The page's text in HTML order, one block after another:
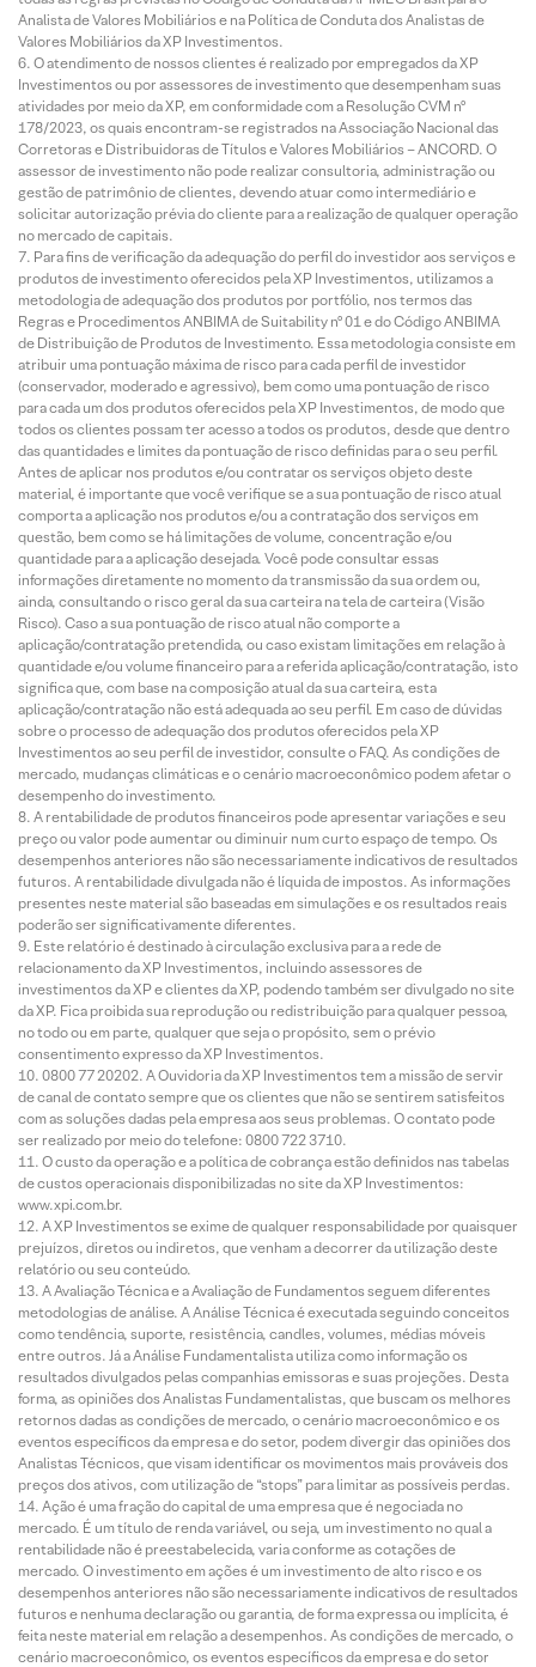
Analista de Valores Mobiliários e na Política de Conduta dos Analistas de
Valores Mobiliários da XP Investimentos.
O atendimento de nossos clientes é realizado por empregados da XP
Investimentos ou por assessores de investimento que desempenham suas
atividades por meio da XP, em conformidade com a Resolução CVM nº
178/2023, os quais encontram-se registrados na Associação Nacional das
Corretoras e Distribuidoras de Títulos e Valores Mobiliários – ANCORD. O
assessor de investimento não pode realizar consultoria, administração ou
gestão de patrimônio de clientes, devendo atuar como intermediário e
solicitar autorização prévia do cliente para a realização de qualquer operação
no mercado de capitais.
Para fins de verificação da adequação do perfil do investidor aos serviços e
produtos de investimento oferecidos pela XP Investimentos, utilizamos a
metodologia de adequação dos produtos por portfólio, nos termos das
Regras e Procedimentos ANBIMA de Suitability nº 01 e do Código ANBIMA
de Distribuição de Produtos de Investimento. Essa metodologia consiste em
atribuir uma pontuação máxima de risco para cada perfil de investidor
(conservador, moderado e agressivo), bem como uma pontuação de risco
para cada um dos produtos oferecidos pela XP Investimentos, de modo que
todos os clientes possam ter acesso a todos os produtos, desde que dentro
das quantidades e limites da pontuação de risco definidas para o seu perfil.
Antes de aplicar nos produtos e/ou contratar os serviços objeto deste
material, é importante que você verifique se a sua pontuação de risco atual
comporta a aplicação nos produtos e/ou a contratação dos serviços em
questão, bem como se há limitações de volume, concentração e/ou
quantidade para a aplicação desejada. Você pode consultar essas
informações diretamente no momento da transmissão da sua ordem ou,
ainda, consultando o risco geral da sua carteira na tela de carteira (Visão
Risco). Caso a sua pontuação de risco atual não comporte a
aplicação/contratação pretendida, ou caso existam limitações em relação à
quantidade e/ou volume financeiro para a referida aplicação/contratação, isto
significa que, com base na composição atual da sua carteira, esta
aplicação/contratação não está adequada ao seu perfil. Em caso de dúvidas
sobre o processo de adequação dos produtos oferecidos pela XP
Investimentos ao seu perfil de investidor, consulte o FAQ. As condições de
mercado, mudanças climáticas e o cenário macroeconômico podem afetar o
desempenho do investimento.
A rentabilidade de produtos financeiros pode apresentar variações e seu
preço ou valor pode aumentar ou diminuir num curto espaço de tempo. Os
desempenhos anteriores não são necessariamente indicativos de resultados
futuros. A rentabilidade divulgada não é líquida de impostos. As informações
presentes neste material são baseadas em simulações e os resultados reais
poderão ser significativamente diferentes.
Este relatório é destinado à circulação exclusiva para a rede de
relacionamento da XP Investimentos, incluindo assessores de
investimentos da XP e clientes da XP, podendo também ser divulgado no site
da XP. Fica proibida sua reprodução ou redistribuição para qualquer pessoa,
no todo ou em parte, qualquer que seja o propósito, sem o prévio
consentimento expresso da XP Investimentos.
0800 77 20202. A Ouvidoria da XP Investimentos tem a missão de servir
de canal de contato sempre que os clientes que não se sentirem satisfeitos
com as soluções dadas pela empresa aos seus problemas. O contato pode
ser realizado por meio do telefone: 0800 722 3710.
O custo da operação e a política de cobrança estão definidos nas tabelas
de custos operacionais disponibilizadas no site da XP Investimentos:
www.xpi.com.br.
A XP Investimentos se exime de qualquer responsabilidade por quaisquer
prejuízos, diretos ou indiretos, que venham a decorrer da utilização deste
relatório ou seu conteúdo.
A Avaliação Técnica e a Avaliação de Fundamentos seguem diferentes
metodologias de análise. A Análise Técnica é executada seguindo conceitos
como tendência, suporte, resistência, candles, volumes, médias móveis
entre outros. Já a Análise Fundamentalista utiliza como informação os
resultados divulgados pelas companhias emissoras e suas projeções. Desta
forma, as opiniões dos Analistas Fundamentalistas, que buscam os melhores
retornos dadas as condições de mercado, o cenário macroeconômico e os
eventos específicos da empresa e do setor, podem divergir das opiniões dos
Analistas Técnicos, que visam identificar os movimentos mais prováveis dos
preços dos ativos, com utilização de “stops” para limitar as possíveis perdas.
Ação é uma fração do capital de uma empresa que é negociada no
mercado. É um título de renda variável, ou seja, um investimento no qual a
rentabilidade não é preestabelecida, varia conforme as cotações de
mercado. O investimento em ações é um investimento de alto risco e os
desempenhos anteriores não são necessariamente indicativos de resultados
futuros e nenhuma declaração ou garantia, de forma expressa ou implícita, é
feita neste material em relação a desempenhos. As condições de mercado, o
cenário macroeconômico, os eventos específicos da empresa e do setor